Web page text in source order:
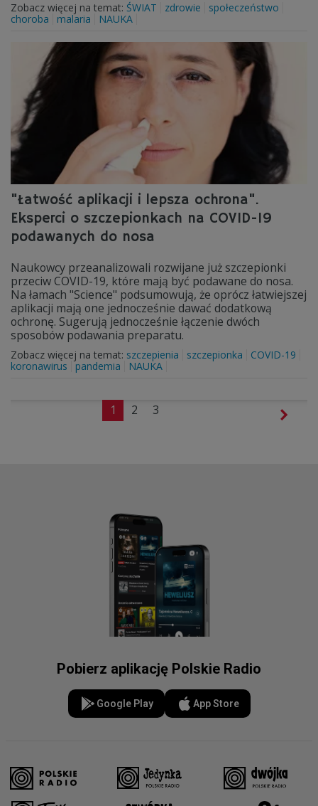
Zobacz więcej na temat: ŚWIAT zdrowie
społeczeństwo
choroba
malaria NAUKA
"Łatwość aplikacji i lepsza ochrona".
Eksperci o szczepionkach na COVID-19
podawanych do nosa
Naukowcy przeanalizowali rozwijane już szczepionki
przeciw COVID-19, które mają być podawane do nosa.
Na łamach "Science" podsumowują, że oprócz łatwiejszej
aplikacji mają one jednocześnie dawać dodatkową
ochronę. Sugerują jednocześnie łączenie dwóch
sposobów podawania preparatu.
Zobacz więcej na temat: szczepienia szczepionka
COVID-19
koronawirus
pandemia NAUKA
1 2 3
Pobierz aplikację Polskie Radio
Google Play App Store